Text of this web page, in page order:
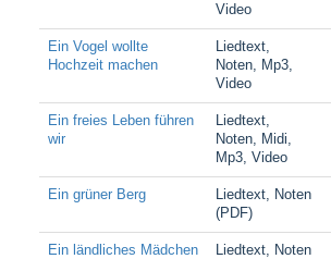
Video
Ein Vogel wollte
Hochzeit machen
Liedtext,
Noten, Mp3,
Video
Ein freies Leben führen
wir
Liedtext,
Noten, Midi,
Mp3, Video
Ein grüner Berg
Liedtext, Noten
(PDF)
Ein ländliches Mädchen
Liedtext, Noten